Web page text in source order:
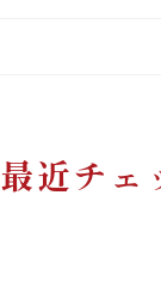
最近チェ